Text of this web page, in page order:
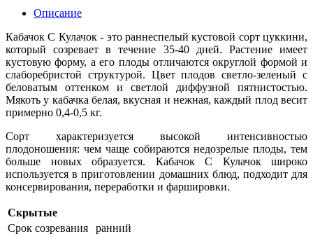
Описание
Кабачок С Кулачок - это раннеспелый кустовой сорт цуккини,
который созревает в течение 35-40 дней. Растение имеет
кустовую форму, а его плоды отличаются округлой формой и
слаборебристой структурой. Цвет плодов светло-зеленый с
беловатым оттенком и светлой диффузной пятнистостью.
Мякоть у кабачка белая, вкусная и нежная, каждый плод весит
примерно 0,4-0,5 кг.
Сорт характеризуется высокой интенсивностью
плодоношения: чем чаще собираются недозрелые плоды, тем
больше новых образуется. Кабачок С Кулачок широко
используется в приготовлении домашних блюд, подходит для
консервирования, переработки и фаршировки.
Скрытые
Срок созревания
ранний